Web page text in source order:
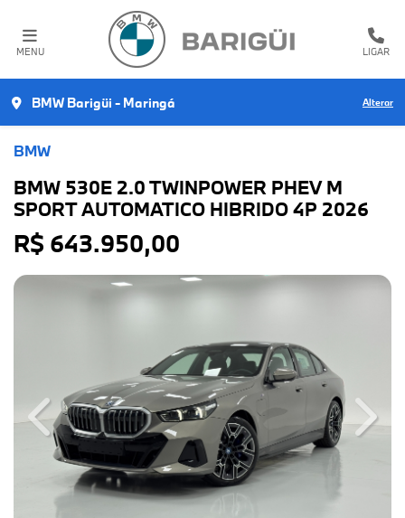
MENU LIGAR
BMW Barigüi - Maringá Alterar
BMW
BMW 530E 2.0 TWINPOWER PHEV M
SPORT AUTOMATICO HIBRIDO 4P 2026
R$ 643.950,00
Previous Next